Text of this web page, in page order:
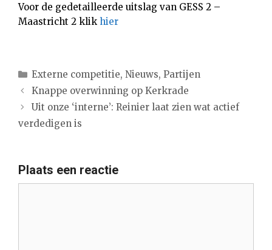
Voor de gedetailleerde uitslag van GESS 2 –
Maastricht 2 klik hier
Categorieën
Externe competitie, Nieuws, Partijen
Knappe overwinning op Kerkrade
Uit onze ‘interne’: Reinier laat zien wat actief
verdedigen is
Plaats een reactie